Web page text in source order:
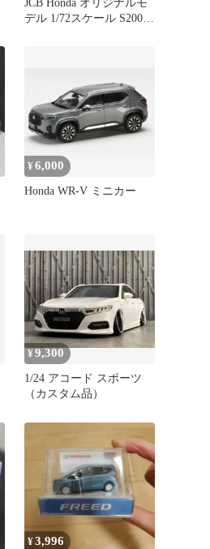
JCB Honda オリジナルモ
デル 1/72スケール S2000
¥6,000
Honda WR-V ミニカー
¥9,300
1/24 アコード スポーツ
（カスタム品）
¥3,996